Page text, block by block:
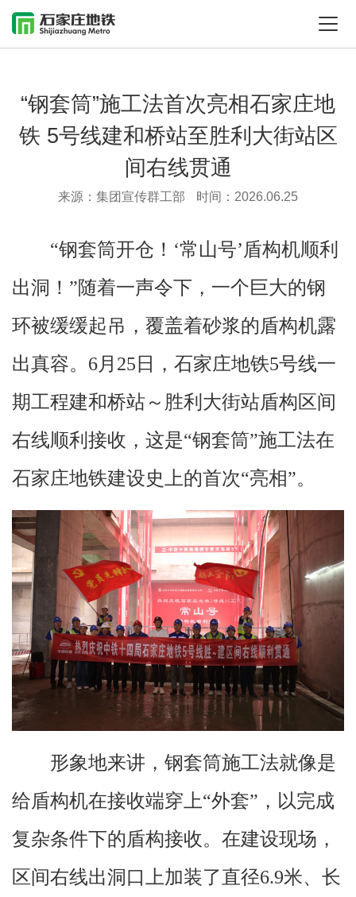
“钢套筒”施工法首次亮相石家庄地
铁 5号线建和桥站至胜利大街站区
间右线贯通
来源：集团宣传群工部 时间：2026.06.25
“钢套筒开仓！‘常山号’盾构机顺利
出洞！”随着一声令下，一个巨大的钢
环被缓缓起吊，覆盖着砂浆的盾构机露
出真容。6月25日，石家庄地铁5号线一
期工程建和桥站～胜利大街站盾构区间
右线顺利接收，这是“钢套筒”施工法在
石家庄地铁建设史上的首次“亮相”。
形象地来讲，钢套筒施工法就像是
给盾构机在接收端穿上“外套”，以完成
复杂条件下的盾构接收。在建设现场，
区间右线出洞口上加装了直径6.9米、长